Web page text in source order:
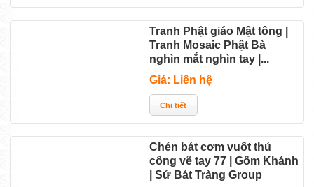
Tranh Phật giáo Mật tông |
Tranh Mosaic Phật Bà
nghìn mắt nghìn tay |...
Giá: Liên hệ
Chén bát cơm vuốt thủ
công vẽ tay 77 | Gốm Khánh
| Sứ Bát Tràng Group